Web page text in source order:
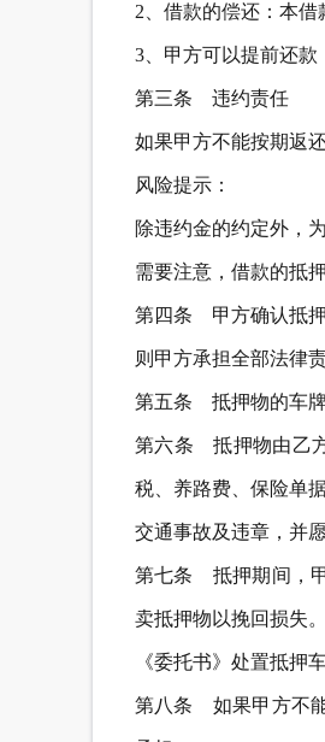
2、借款的偿还：本借
3、甲方可以提前还款
第三条 违约责任
如果甲方不能按期返
风险提示：
除违约金的约定外，
需要注意，借款的抵
第四条 甲方确认抵押
则甲方承担全部法律责
第五条 抵押物的车牌
第六条 抵押物由乙
税、养路费、保险单
交通事故及违章，并
第七条 抵押期间，
卖抵押物以挽回损失
《委托书》处置抵押车
第八条 如果甲方不